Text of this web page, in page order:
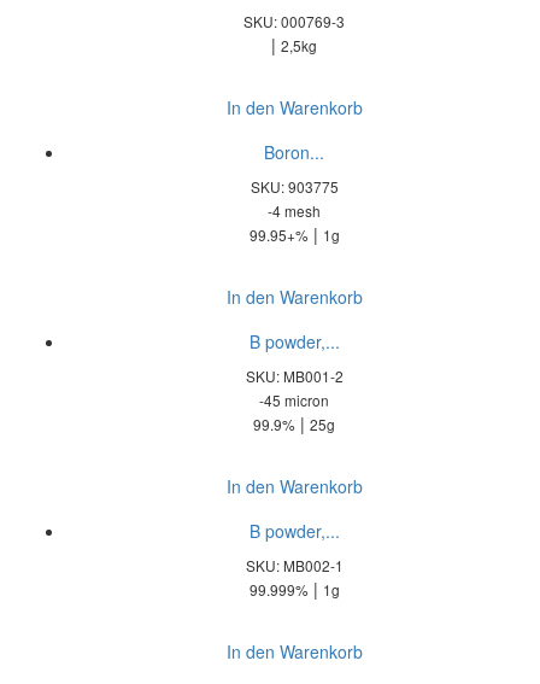
SKU: 000769-3
| 2,5kg
In den Warenkorb
Boron...
SKU: 903775
-4 mesh
99.95+% | 1g
In den Warenkorb
B powder,...
SKU: MB001-2
-45 micron
99.9% | 25g
In den Warenkorb
B powder,...
SKU: MB002-1
99.999% | 1g
In den Warenkorb